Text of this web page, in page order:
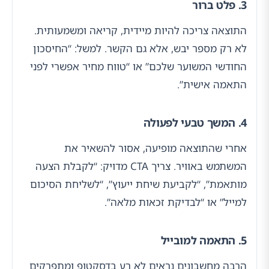
3. פלט ברור
התוצאה צריכה להיות מיידית, קריאה ומשמעותית.
לא רק מספר יבש, אלא גם הקשר. למשל: “החיסכון
החודשי המשוער שלכם” או “טווח מחיר אפשרי לפני
התאמה אישית”.
4. המשך טבעי לפעולה
אחרי שהתוצאה מופיעה, אסור להשאיר את
המשתמש באוויר. צריך CTA מדויק: “לקבלת הצעה
מותאמת”, “לקביעת שיחת ייעוץ”, “לשליחת הסיכום
למייל” או “לבדיקת זכאות מלאה”.
5. התאמה למובייל
הרבה מחשבונים נראים לא רע בדסקטופ ומתפרקים